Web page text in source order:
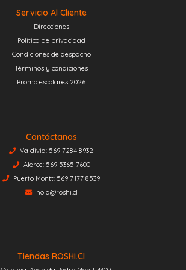
Servicio Al Cliente
Direcciones
Política de privacidad
Condiciones de despacho
Términos y condiciones
Promo escolares 2026
Contáctanos
Valdivia: 569 7284 8932
Alerce: 569 5365 7600
Puerto Montt: 569 7177 8539
hola@roshi.cl
Tiendas ROSHI.cl